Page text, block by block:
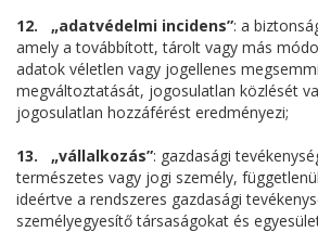
12. „adatvédelmi incidens”: a
amely a továbbított, tárolt vagy más
adatok véletlen vagy jogellenes
megváltoztatását, jogosulatlan közlését
jogosulatlan hozzáférést eredményezi;
13. „vállalkozás”: gazdasági
természetes vagy jogi személy,
ideértve a rendszeres gazdasági
személyegyesítő társaságokat és